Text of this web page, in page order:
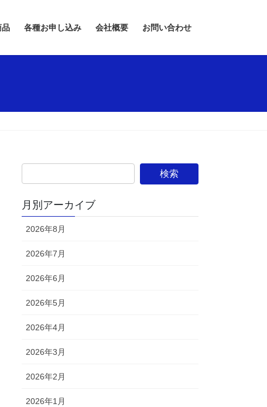
品 各種お申し込み 会社概要 お問い合わせ
月別アーカイブ
2026年8月
2026年7月
2026年6月
2026年5月
2026年4月
2026年3月
2026年2月
2026年1月